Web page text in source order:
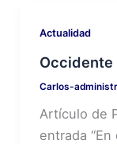
Actualidad
Occidente
Carlos-
Artículo de
entrada